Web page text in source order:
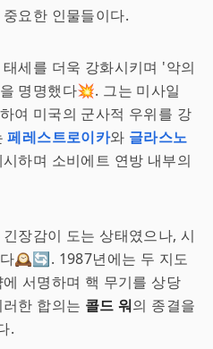
요한 인물들이다.
태세를 더욱 강화시키며 '악의
명명했다💥. 그는 미사일
여 미국의 군사적 우위를 강
페레스트로이카와 글라스노
하며 소비에트 연방 내부의
장감이 도는 상태였으나, 시
🕰️🔄. 1987년에는 두 지도
서명하며 핵 무기를 상당
한 합의는 콜드 워의 종결을
.